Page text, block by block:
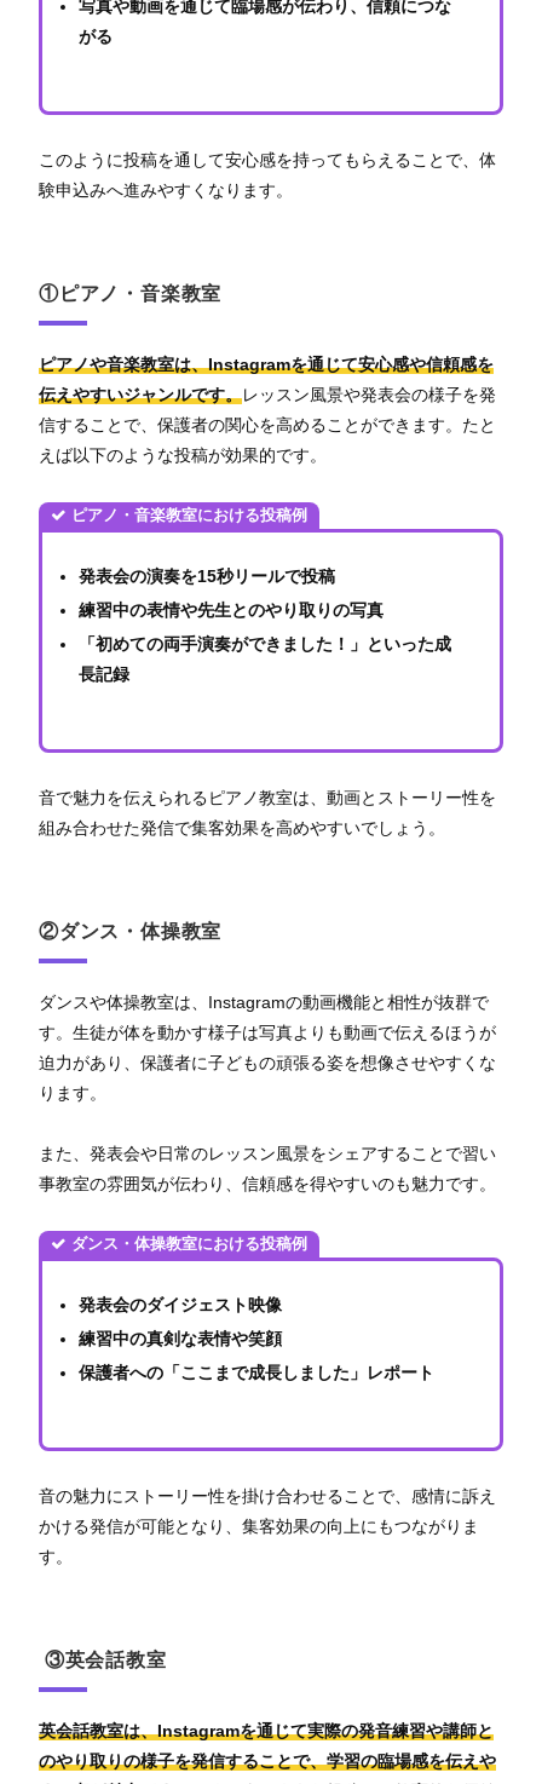
写真や動画を通じて臨場感が伝わり、信頼につな
がる
このように投稿を通して安心感を持ってもらえることで、体
験申込みへ進みやすくなります。
①ピアノ・音楽教室
ピアノや音楽教室は、Instagramを通じて安心感や信頼感を
伝えやすいジャンルです。レッスン風景や発表会の様子を発
信することで、保護者の関心を高めることができます。たと
えば以下のような投稿が効果的です。
ピアノ・音楽教室における投稿例
発表会の演奏を15秒リールで投稿
練習中の表情や先生とのやり取りの写真
「初めての両手演奏ができました！」といった成
長記録
音で魅力を伝えられるピアノ教室は、動画とストーリー性を
組み合わせた発信で集客効果を高めやすいでしょう。
②ダンス・体操教室
ダンスや体操教室は、Instagramの動画機能と相性が抜群で
す。生徒が体を動かす様子は写真よりも動画で伝えるほうが
迫力があり、保護者に子どもの頑張る姿を想像させやすくな
ります。
また、発表会や日常のレッスン風景をシェアすることで習い
事教室の雰囲気が伝わり、信頼感を得やすいのも魅力です。
ダンス・体操教室における投稿例
発表会のダイジェスト映像
練習中の真剣な表情や笑顔
保護者への「ここまで成長しました」レポート
音の魅力にストーリー性を掛け合わせることで、感情に訴え
かける発信が可能となり、集客効果の向上にもつながりま
す。
③英会話教室
英会話教室は、Instagramを通じて実際の発音練習や講師と
のやり取りの様子を発信することで、学習の臨場感を伝えや